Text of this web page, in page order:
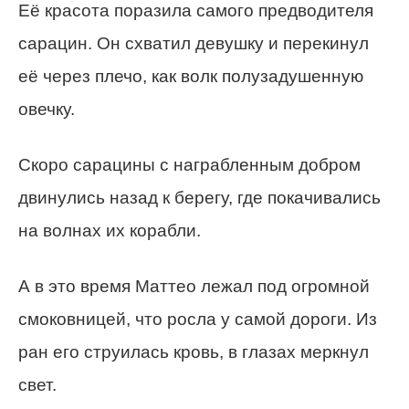
Её красота поразила самого предводителя
сарацин. Он схватил девушку и перекинул
её через плечо, как волк полузадушенную
овечку.
Скоро сарацины с награбленным добром
двинулись назад к берегу, где покачивались
на волнах их корабли.
А в это время Маттео лежал под огромной
смоковницей, что росла у самой дороги. Из
ран его струилась кровь, в глазах меркнул
свет.